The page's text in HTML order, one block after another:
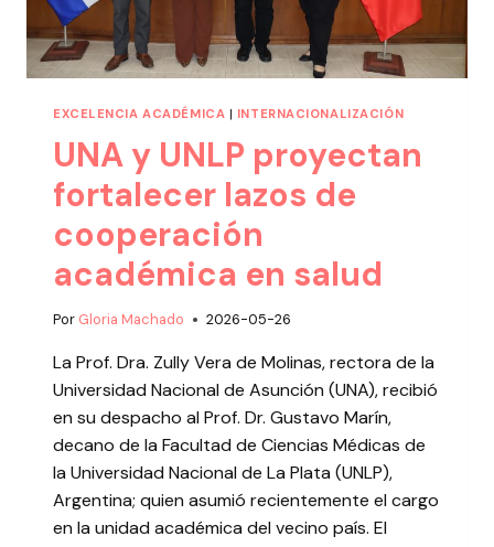
EXCELENCIA ACADÉMICA | INTERNACIONALIZACIÓN
UNA y UNLP proyectan
fortalecer lazos de
cooperación
académica en salud
Por Gloria Machado 2026-05-26
La Prof. Dra. Zully Vera de Molinas, rectora de la
Universidad Nacional de Asunción (UNA), recibió
en su despacho al Prof. Dr. Gustavo Marín,
decano de la Facultad de Ciencias Médicas de
la Universidad Nacional de La Plata (UNLP),
Argentina; quien asumió recientemente el cargo
en la unidad académica del vecino país. El